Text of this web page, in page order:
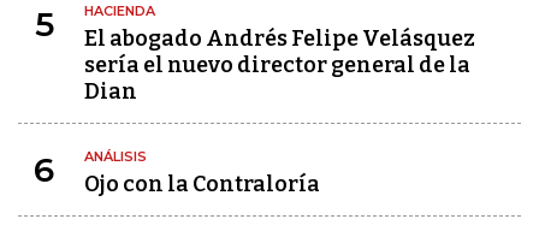
5 HACIENDA
El abogado Andrés Felipe Velásquez
sería el nuevo director general de la
Dian
6 ANÁLISIS
Ojo con la Contraloría